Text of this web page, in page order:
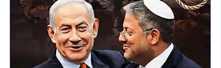
SOCIÁLNÍ SÍTĚ
PLNÁ VERZE STRÁNEK